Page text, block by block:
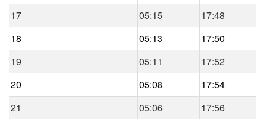
17
05:15
17:48
18
05:13
17:50
19
05:11
17:52
20
05:08
17:54
21
05:06
17:56